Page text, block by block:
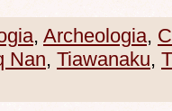
, Archeologia,
Nan, Tiawanaku,